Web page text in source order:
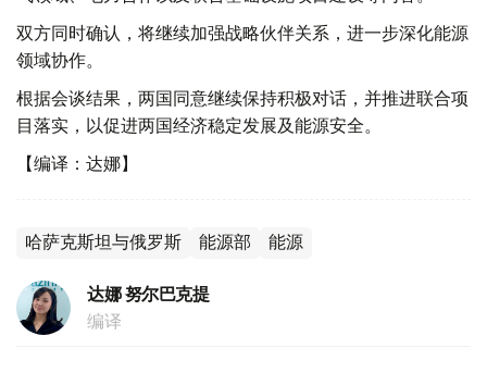
双方同时确认，将继续加强战略伙伴关系，进一步深化能源
领域协作。
根据会谈结果，两国同意继续保持积极对话，并推进联合项
目落实，以促进两国经济稳定发展及能源安全。
【编译：达娜】
哈萨克斯坦与俄罗斯 能源部 能源
达娜 努尔巴克提
编译